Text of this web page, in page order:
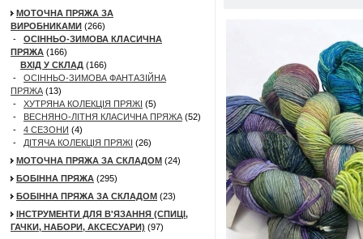
МОТОЧНА ПРЯЖА ЗА
ВИРОБНИКАМИ (266)
- ОСІННЬО-ЗИМОВА КЛАСИЧНА
ПРЯЖА (166)
ВХІД У СКЛАД (166)
- ОСІННЬО-ЗИМОВА ФАНТАЗІЙНА
ПРЯЖА (13)
- ХУТРЯНА КОЛЕКЦІЯ ПРЯЖІ (5)
- ВЕСНЯНО-ЛІТНЯ КЛАСИЧНА ПРЯЖА (52)
- 4 СЕЗОНИ (4)
- ДІТЯЧА КОЛЕКЦІЯ ПРЯЖІ (26)
МОТОЧНА ПРЯЖА ЗА СКЛАДОМ (24)
БОБІННА ПРЯЖА (295)
БОБІННА ПРЯЖА ЗА СКЛАДОМ (23)
ІНСТРУМЕНТИ ДЛЯ В'ЯЗАННЯ (СПИЦІ,
ГАЧКИ, НАБОРИ, АКСЕСУАРИ) (97)